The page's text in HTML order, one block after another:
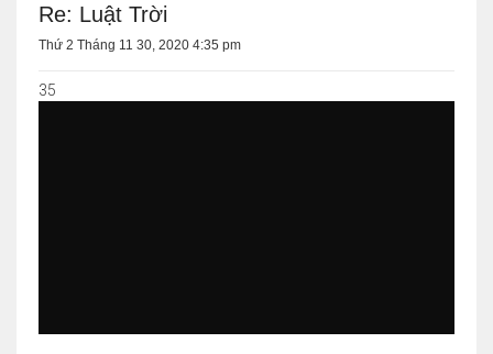
Re: Luật Trời
Thứ 2 Tháng 11 30, 2020 4:35 pm
35